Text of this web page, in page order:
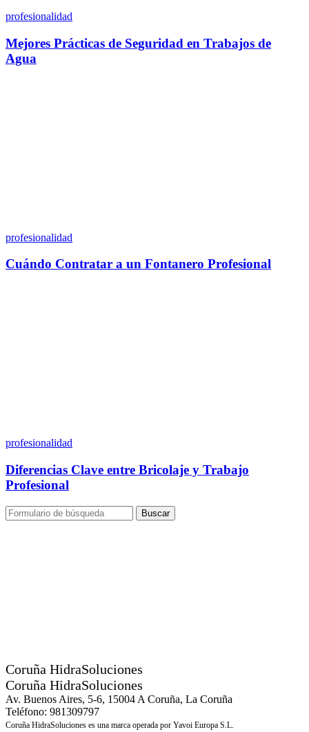
profesionalidad
Mejores Prácticas de Seguridad en Trabajos de
Agua
profesionalidad
Cuándo Contratar a un Fontanero Profesional
profesionalidad
Diferencias Clave entre Bricolaje y Trabajo
Profesional
Buscar
Coruña HidraSoluciones
Coruña HidraSoluciones
Av. Buenos Aires, 5-6, 15004 A Coruña, La Coruña
Teléfono: 981309797
Coruña HidraSoluciones es una marca operada por Yavoi Europa S.L.